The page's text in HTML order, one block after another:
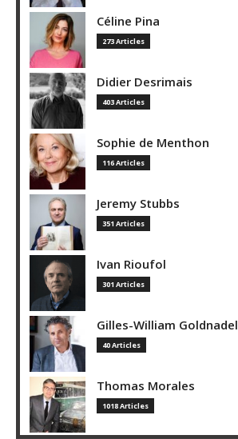
Céline Pina
273 Articles
Didier Desrimais
403 Articles
Sophie de Menthon
116 Articles
Jeremy Stubbs
351 Articles
Ivan Rioufol
301 Articles
Gilles-William Goldnadel
40 Articles
Thomas Morales
1018 Articles